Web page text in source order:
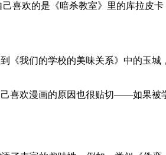
喜欢的是《暗杀教室》里的库拉皮
我们的学校的美味关系》中的玉
喜欢漫画的原因也很贴切——如果